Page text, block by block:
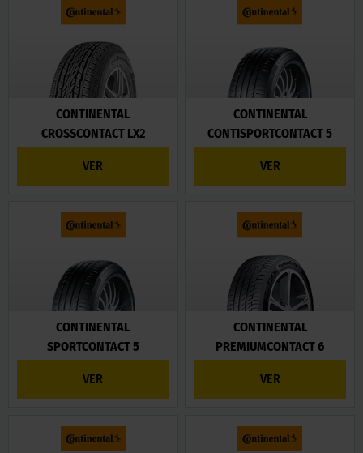
CONTINENTAL
CROSSCONTACT LX2
VER
CONTINENTAL
CONTISPORTCONTACT 5
VER
CONTINENTAL
SPORTCONTACT 5
VER
CONTINENTAL
PREMIUMCONTACT 6
VER